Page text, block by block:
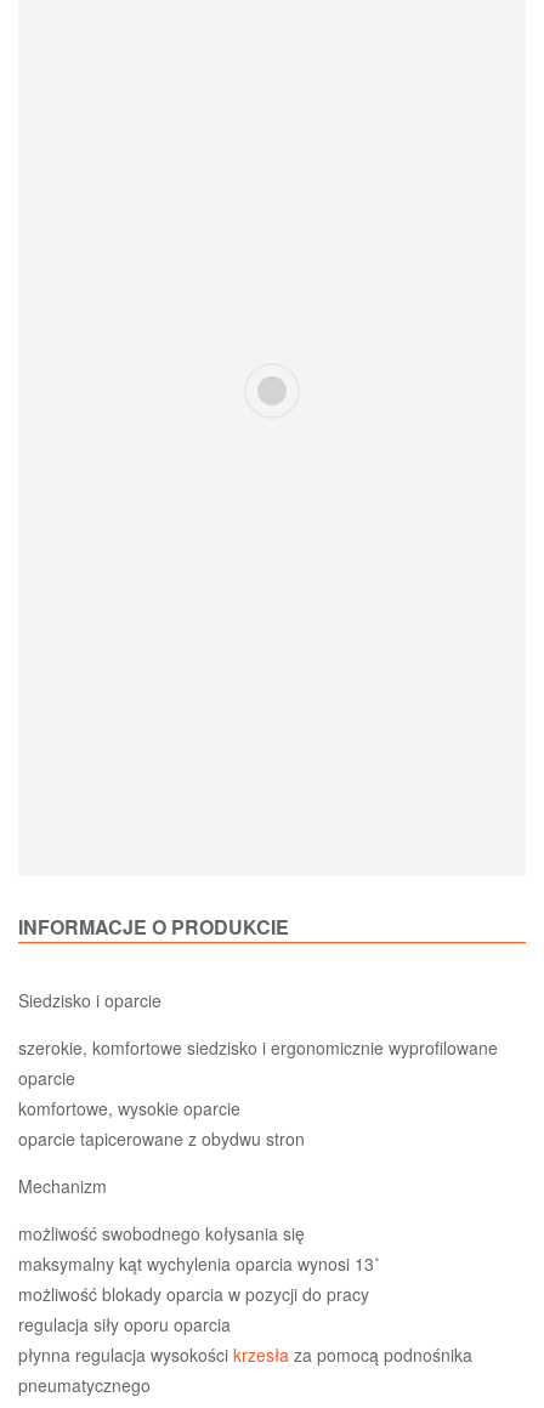
INFORMACJE O PRODUKCIE
Siedzisko i oparcie
szerokie, komfortowe siedzisko i ergonomicznie wyprofilowane
oparcie
komfortowe, wysokie oparcie
oparcie tapicerowane z obydwu stron
Mechanizm
możliwość swobodnego kołysania się
maksymalny kąt wychylenia oparcia wynosi 13˚
możliwość blokady oparcia w pozycji do pracy
regulacja siły oporu oparcia
płynna regulacja wysokości krzesła za pomocą podnośnika
pneumatycznego